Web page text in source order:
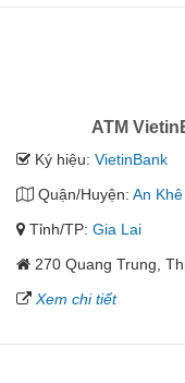
ATM
Ký hiệu: VietinBank
Quận/Huyện: An Khê
Tỉnh/TP: Gia Lai
270 Quang Trung,
Xem chi tiết